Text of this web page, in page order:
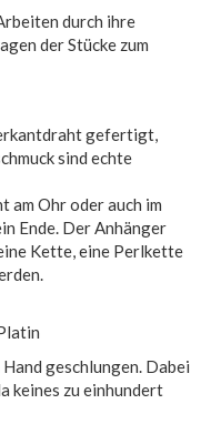
durch ihre
der Stücke zum
gefertigt,
sind echte
am Ohr oder auch im
Ende. Der Anhänger
Kette, eine Perlkette
geschlungen. Dabei
keines zu einhundert